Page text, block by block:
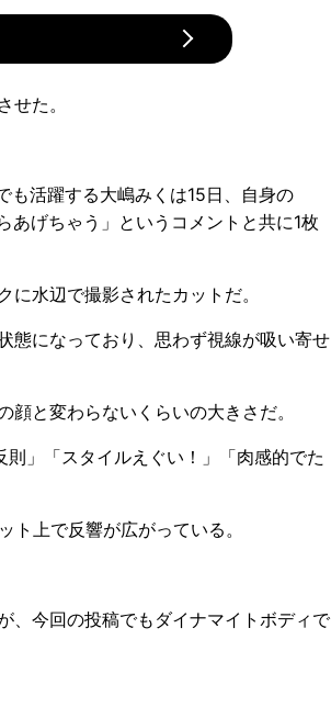
せた。
活躍する大嶋みくは15日、自身の
げちゃう」というコメントと共に1枚
水辺で撮影されたカットだ。
態になっており、思わず視線が吸い寄せ
と変わらないくらいの大きさだ。
」「スタイルえぐい！」「肉感的でた
上で反響が広がっている。
、今回の投稿でもダイナマイトボディで